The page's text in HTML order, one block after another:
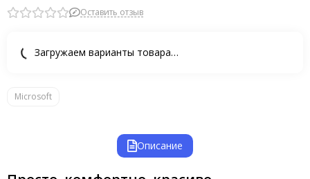
Оставить отзыв
Загружаем варианты товара…
Microsoft
Описание